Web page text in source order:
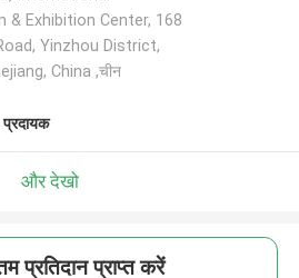
& Exhibition Center, 168
Yinzhou District,
China ,चीन
प्रदायक
और देखो
प्रतिदान प्राप्त करें